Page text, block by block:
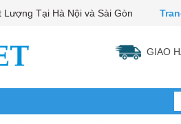
Lượng Tại Hà Nội và Sài Gòn
GIAO